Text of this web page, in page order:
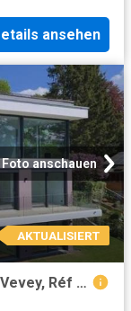
ansehen
Foto anschauen
AKTUALISIERT
Zu verkaufen, Einfamilienhaus, 1800 Vevey, Réf 5255